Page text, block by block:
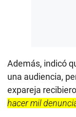
Además, indicó
una audiencia,
expareja
hacer mil